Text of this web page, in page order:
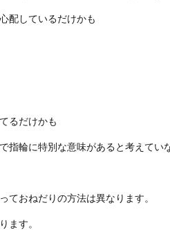
んな意味があることになるのでしょうか？可愛
本の外し方と糸を使った外し方・色々
たいのに指輪が抜けなくなってしまったら、ど
配しているだけかも
るだけかも
指輪に特別な意味があると考えてい
ておねだりの方法は異なります。
ます。